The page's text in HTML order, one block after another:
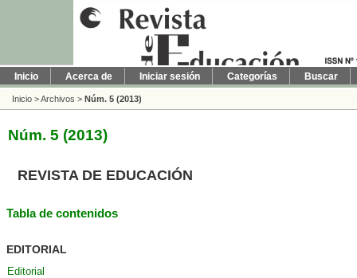
Inicio Acerca de Iniciar sesión Categorías Buscar
Inicio >Archivos > Núm. 5 (2013)
Núm. 5 (2013)
REVISTA DE EDUCACIÓN
Tabla de contenidos
EDITORIAL
Editorial